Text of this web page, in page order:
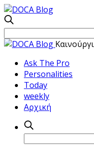
Ask The Pro
Personalities
Today
weekly
Αρχική